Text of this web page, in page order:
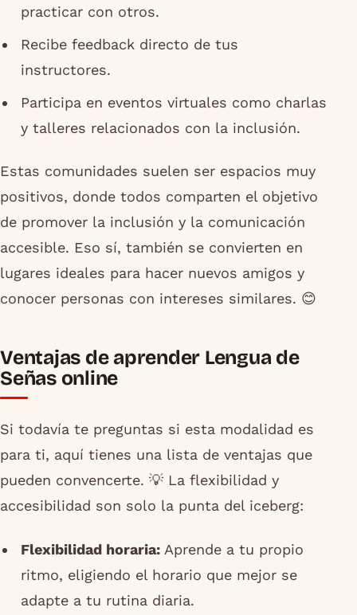
practicar con otros.
Recibe feedback directo de tus
instructores.
Participa en eventos virtuales como charlas
y talleres relacionados con la inclusión.
Estas comunidades suelen ser espacios muy
positivos, donde todos comparten el objetivo
de promover la inclusión y la comunicación
accesible. Eso sí, también se convierten en
lugares ideales para hacer nuevos amigos y
conocer personas con intereses similares. 😊
Ventajas de aprender Lengua de
Señas online
Si todavía te preguntas si esta modalidad es
para ti, aquí tienes una lista de ventajas que
pueden convencerte. 💡 La flexibilidad y
accesibilidad son solo la punta del iceberg:
Flexibilidad horaria:Aprende a tu propio
ritmo, eligiendo el horario que mejor se
adapte a tu rutina diaria.